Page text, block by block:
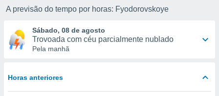
a este
e
forma
digital
A previsão do tempo por horas: Fyodorovskoye
Sábado, 08 de agosto
Trovoada com céu parcialmente nublado
Pela manhã
Horas anteriores